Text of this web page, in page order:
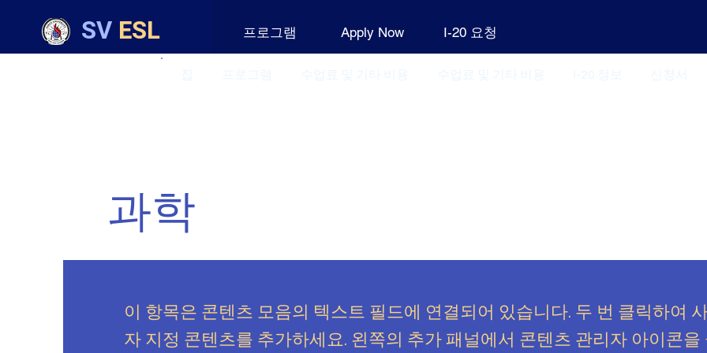
SV ESL 프로그램 Apply Now I-20 요청
과학
이 항목은 콘텐츠 모음의 텍스트 필드에 연결되어 있습니다. 두 번 클릭하여
자 지정 콘텐츠를 추가하세요. 왼쪽의 추가 패널에서 콘텐츠 관리자 아이콘을